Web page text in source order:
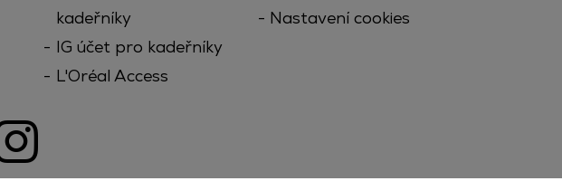
kadeřníky
IG účet pro kadeřníky
L'Oréal Access
Nastavení cookies